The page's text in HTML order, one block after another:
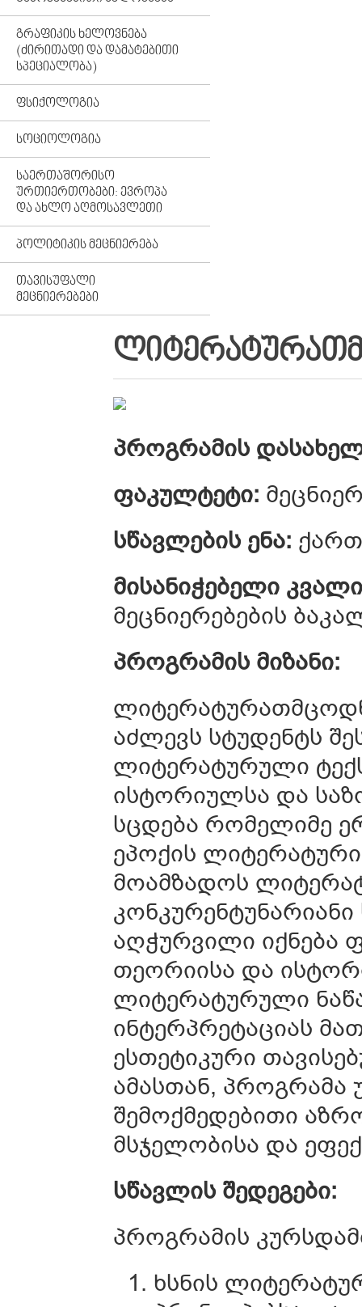
ᲒᲠᲐᲤᲘᲙᲘᲡ ᲮᲔᲚᲝᲕᲜᲔᲑᲐ
(ᲫᲘᲠᲘᲗᲐᲓᲘ ᲓᲐ ᲓᲐᲛᲐᲢᲔᲑᲘᲗᲘ
ᲡᲞᲔᲪᲘᲐᲚᲝᲑᲐ)
ᲤᲡᲘᲥᲝᲚᲝᲒᲘᲐ
ᲡᲝᲪᲘᲝᲚᲝᲒᲘᲐ
ᲡᲐᲔᲠᲗᲐᲨᲝᲠᲘᲡᲝ
ᲣᲠᲗᲘᲔᲠᲗᲝᲑᲔᲑᲘ: ᲔᲕᲠᲝᲞᲐ
ᲓᲐ ᲐᲮᲚᲝ ᲐᲦᲛᲝᲡᲐᲕᲚᲔᲗᲘ
ᲞᲝᲚᲘᲢᲘᲙᲘᲡ ᲛᲔᲪᲜᲘᲔᲠᲔᲑᲐ
ᲗᲐᲕᲘᲡᲣᲤᲐᲚᲘ
ᲛᲔᲪᲜᲘᲔᲠᲔᲑᲔᲑᲘ
პროგრამის
ფაკულტეტი:
სწავლების ენა:
მისანიჭებელი
მეცნიერებების
პროგრამის მიზანი:
აძლევს სტუდენტს
ლიტერატურული
ისტორიულსა და
სცდება რომელიმე
ეპოქის
მოამზადოს
აღჭურვილი
თეორიისა და
ლიტერატურული
ინტერპრეტაციას
ესთეტიკური
ამასთან, პროგრამა
შემოქმედებითი
მსჯელობისა და
სწავლის შედეგები:
პროგრამის
ხსნის